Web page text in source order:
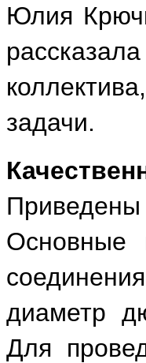
Юлия
задачи.
Приведены
Основные
диаметр
Для